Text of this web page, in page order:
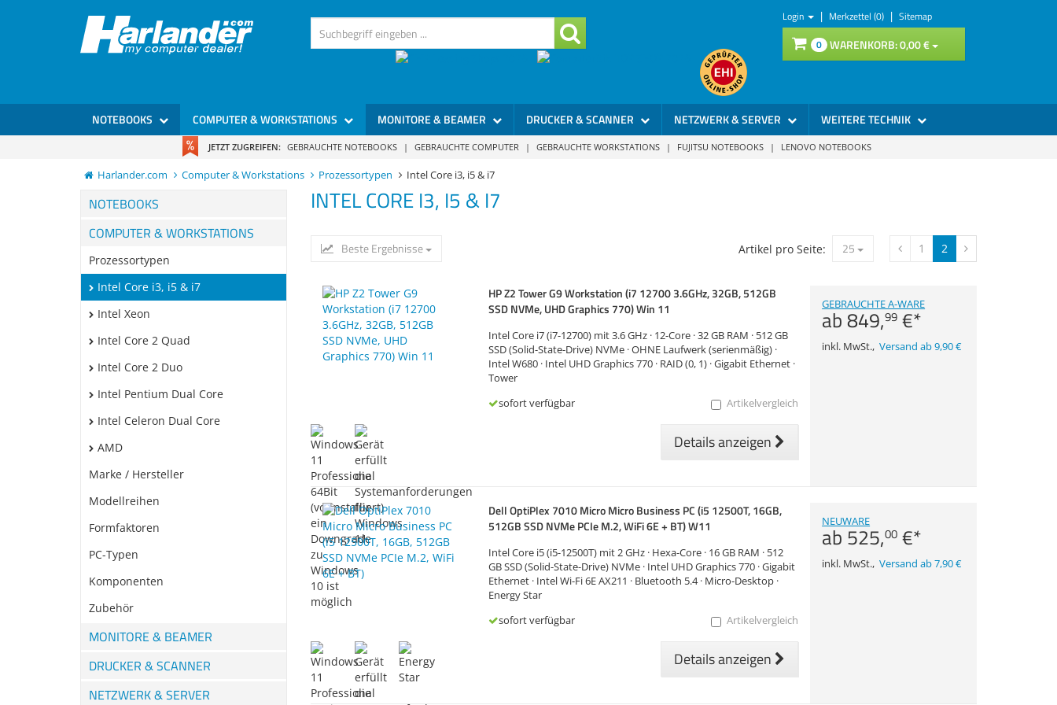
Login | Merkzettel (0) | Sitemap
0 WARENKORB:0,00€
NOTEBOOKS COMPUTER & WORKSTATIONS MONITORE & BEAMER DRUCKER & SCANNER NETZWERK & SERVER WEITERE TECHNIK
JETZT ZUGREIFEN: GEBRAUCHTE NOTEBOOKS | GEBRAUCHTE COMPUTER | GEBRAUCHTE WORKSTATIONS | FUJITSU NOTEBOOKS | LENOVO NOTEBOOKS
Harlander.com Computer & Workstations Prozessortypen Intel Core i3, i5 & i7
NOTEBOOKS
COMPUTER & WORKSTATIONS
Prozessortypen
Intel Core i3, i5 & i7
Intel Xeon
Intel Core 2 Quad
Intel Core 2 Duo
Intel Pentium Dual Core
Intel Celeron Dual Core
AMD
Marke / Hersteller
Modellreihen
Formfaktoren
PC-Typen
Komponenten
Zubehör
MONITORE & BEAMER
DRUCKER & SCANNER
NETZWERK & SERVER
INTEL CORE I3, I5 & I7
Beste Ergebnisse 1 2
Artikel pro Seite: 25
HP Z2 Tower G9 Workstation (i7 12700 3.6GHz, 32GB, 512GB
SSD NVMe, UHD Graphics 770) Win 11
Intel Core i7 (i7-12700) mit 3.6 GHz · 12-Core · 32 GB RAM · 512 GB
SSD (Solid-State-Drive) NVMe · OHNE Laufwerk (serienmäßig) ·
Intel W680 · Intel UHD Graphics 770 · RAID (0, 1) · Gigabit Ethernet ·
Tower
sofort verfügbar
Artikelvergleich
Details anzeigen
GEBRAUCHTE A-WARE
ab849,99 €*
inkl. MwSt.,Versand ab 9,90 €
Dell OptiPlex 7010 Micro Micro Business PC (i5 12500T, 16GB,
512GB SSD NVMe PCIe M.2, WiFi 6E + BT) W11
Intel Core i5 (i5-12500T) mit 2 GHz · Hexa-Core · 16 GB RAM · 512
GB SSD (Solid-State-Drive) NVMe · Intel UHD Graphics 770 · Gigabit
Ethernet · Intel Wi-Fi 6E AX211 · Bluetooth 5.4 · Micro-Desktop ·
Energy Star
sofort verfügbar
Artikelvergleich
Details anzeigen
NEUWARE
ab 525,00 €*
inkl. MwSt.,Versand ab 7,90 €